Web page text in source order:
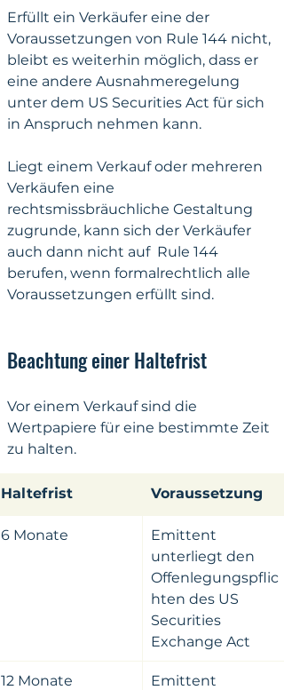
Erfüllt ein Verkäufer eine der
Voraussetzungen von Rule 144 nicht,
bleibt es weiterhin möglich, dass er
eine andere Ausnahmeregelung
unter dem US Securities Act für sich
in Anspruch nehmen kann.
Liegt einem Verkauf oder mehreren
Verkäufen eine
rechtsmissbräuchliche Gestaltung
zugrunde, kann sich der Verkäufer
auch dann nicht auf  Rule 144
berufen, wenn formalrechtlich alle
Voraussetzungen erfüllt sind.
Beachtung einer Haltefrist
Vor einem Verkauf sind die
Wertpapiere für eine bestimmte Zeit
zu halten.
​Haltefrist Voraussetzung
6 Monate
Emittent
unterliegt den
Offenlegungspflic
hten des US
Securities
Exchange Act
12 Monate
​Emittent